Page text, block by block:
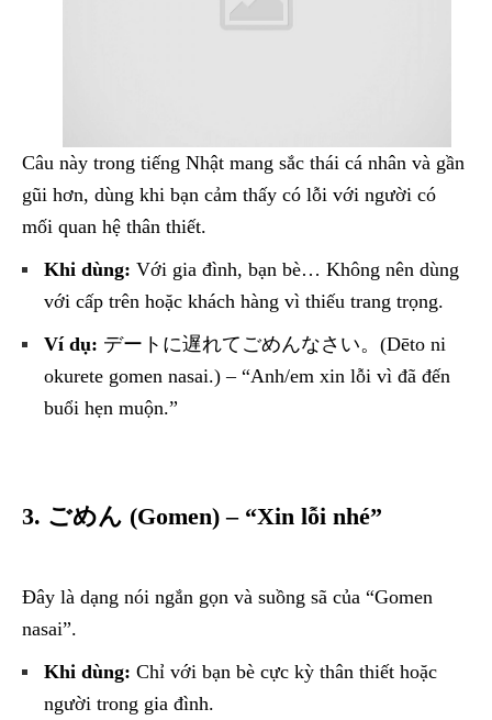
Câu này trong tiếng Nhật mang sắc thái cá nhân và gần
gũi hơn, dùng khi bạn cảm thấy có lỗi với người có
mối quan hệ thân thiết.
Khi dùng: Với gia đình, bạn bè… Không nên dùng
với cấp trên hoặc khách hàng vì thiếu trang trọng.
Ví dụ: デートに遅れてごめんなさい。(Dēto ni
okurete gomen nasai.) – “Anh/em xin lỗi vì đã đến
buổi hẹn muộn.”
3. ごめん (Gomen) – “Xin lỗi nhé”
Đây là dạng nói ngắn gọn và suồng sã của “Gomen
nasai”.
Khi dùng: Chỉ với bạn bè cực kỳ thân thiết hoặc
người trong gia đình.